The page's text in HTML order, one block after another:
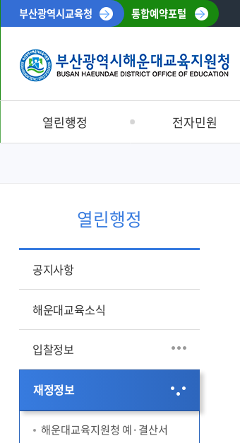
부산광역시교육청 통합예약포털
열린행정
공시송달공고
칭찬합시다
현장체험학습결과공개방
전자민원
열린행정
공지사항
해운대교육소식
입찰정보
재정정보
해운대교육지원청 예·결산서